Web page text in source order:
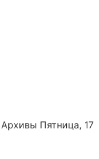
Архивы Пятница, 17